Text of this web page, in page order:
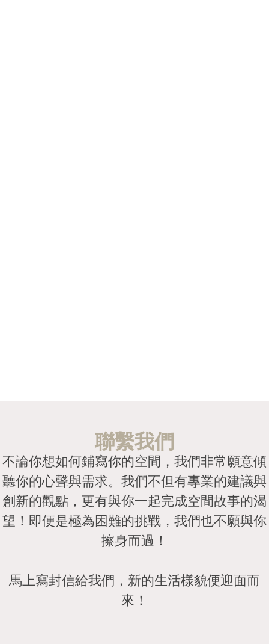
聯繫我們
不論你想如何鋪寫你的空間，我們非常願意傾
聽你的心聲與需求。我們不但有專業的建議與
創新的觀點，更有與你一起完成空間故事的渴
望！即便是極為困難的挑戰，我們也不願與你
擦身而過！
馬上寫封信給我們，新的生活樣貌便迎面而
來！